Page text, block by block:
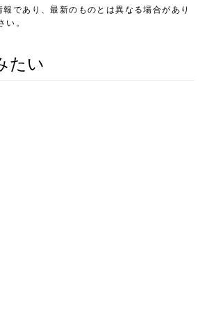
であり、最新のものとは異なる場合があり
い。
たい